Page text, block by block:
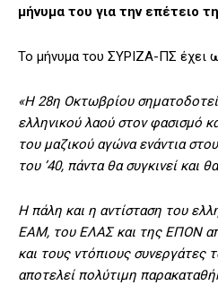
μήνυμα του για την επέτειο
Το μήνυμα του ΣΥΡΙΖΑ-ΠΣ έχει
«Η 28η Οκτωβρίου
ελληνικού λαού στον φασισμό
του μαζικού αγώνα ενάντια
του ’40, πάντα θα συγκινεί και
Η πάλη και η αντίσταση του
ΕΑΜ, του ΕΛΑΣ και της ΕΠΟΝ
και τους ντόπιους συνεργάτες
αποτελεί πολύτιμη